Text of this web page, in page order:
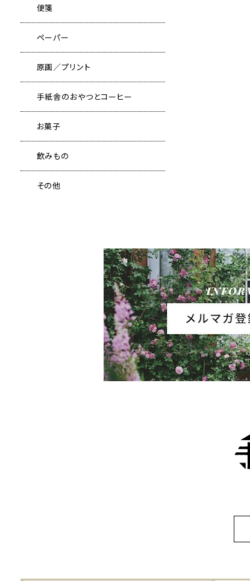
便箋
ペーパー
原画／プリント
手紙舎のおやつとコーヒー
お菓子
飲みもの
その他